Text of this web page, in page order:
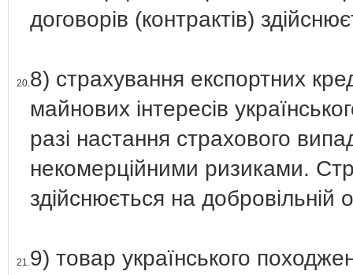
договорів (контрактів)
20.8) страхування експортних
майнових інтересів
разі настання страхового
некомерційними ризиками.
здійснюється на добровільній
21.9) товар українського